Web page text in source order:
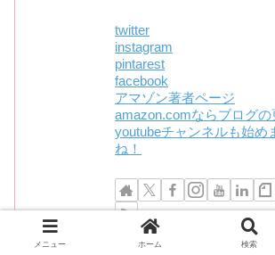
twitter
instagram
pintarest
facebook
アマゾン著者ページ
amazon.comならブログの
youtubeチャンネルも始め
ね！
メニュー ホーム 検索